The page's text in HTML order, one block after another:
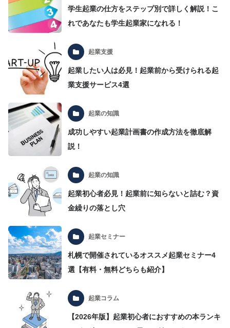
学生起業の仕方をステップ別で詳しく解説！こ
れであなたも学生起業家になれる！
起業支援
起業したい人は必見！起業前から受けられる起
業支援サービス4選
起業の知識
成功しやすい起業計画書の作成方法を徹底解
説！
起業の知識
起業初心者必見！起業前に知らないと詰む？資
金繰りの落とし穴
起業セミナー
札幌で開催されているオススメ起業セミナー4
選【有料・無料どちらも紹介】
起業コラム
【2026年版】起業初心者におすすめの本ランキ